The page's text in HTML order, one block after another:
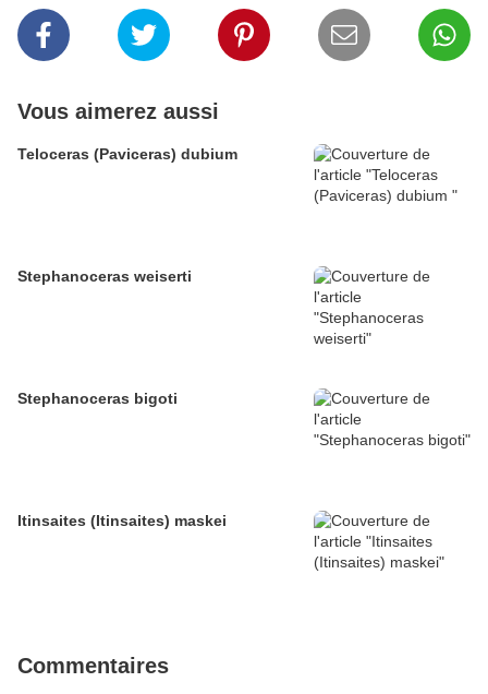
Vous aimerez aussi
Teloceras (Paviceras) dubium
Stephanoceras weiserti
Stephanoceras bigoti
Itinsaites (Itinsaites) maskei
Commentaires